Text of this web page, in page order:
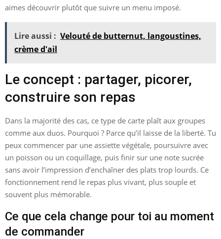
aimes découvrir plutôt que suivre un menu imposé.
Lire aussi : Velouté de butternut, langoustines,
crème d'ail
Le concept : partager, picorer,
construire son repas
Dans la majorité des cas, ce type de carte plaît aux groupes
comme aux duos. Pourquoi ? Parce qu’il laisse de la liberté. Tu
peux commencer par une assiette végétale, poursuivre avec
un poisson ou un coquillage, puis finir sur une note sucrée
sans avoir l’impression d’enchaîner des plats trop lourds. Ce
fonctionnement rend le repas plus vivant, plus souple et
souvent plus mémorable.
Ce que cela change pour toi au moment
de commander